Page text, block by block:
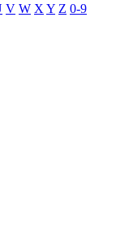
V W X Y Z 0-9